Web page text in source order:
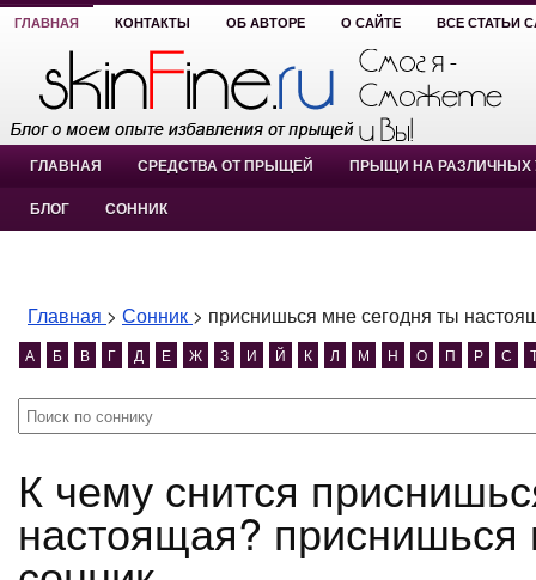
ГЛАВНАЯ КОНТАКТЫ ОБ АВТОРЕ О САЙТЕ ВСЕ СТАТЬИ
ГЛАВНАЯ СРЕДСТВА ОТ ПРЫЩЕЙ ПРЫЩИ НА РАЗЛИЧНЫХ
БЛОГ СОННИК
Главная > Сонник > приснишься мне сегодня ты
А Б В Г Д Е Ж З И Й К Л М Н О П Р С
К чему снится приснишься мне сегодня ты
настоящая?